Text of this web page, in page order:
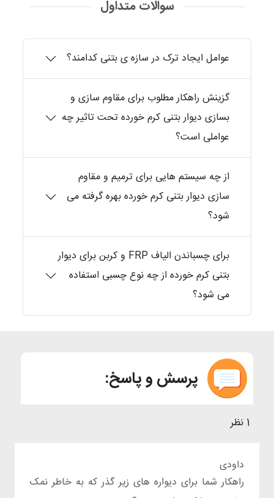
سوالات متداول
عوامل ایجاد ترک در سازه ی بتنی کدامند؟
گزینش راهکار مطلوب برای مقاوم سازی و
بسازی دیوار بتنی کرم خورده تحت تاثیر چه
عواملی است؟
از چه سیستم هایی برای ترمیم و مقاوم
سازی دیوار بتنی کرم خورده بهره گرفته می
شود؟
برای چسباندن الیاف FRP و کربن برای دیوار
بتنی کرم خورده از چه نوع چسبی استفاده
می شود؟
پرسش و پاسخ:
1 نظر
داودی
راهکار شما برای دیواره های زیر گذر که به خاطر نمک